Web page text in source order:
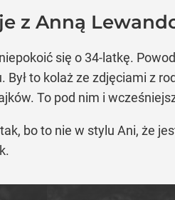
z Anną
się o 34-latkę.
Był to kolaż ze zdjęciami z
To pod nim i
bo to nie w stylu Ani, że